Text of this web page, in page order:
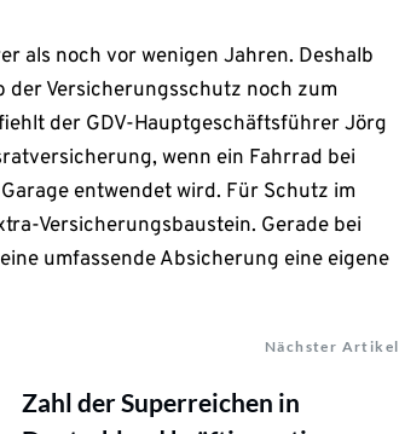
als noch vor wenigen Jahren. Deshalb
der Versicherungsschutz noch zum
der GDV-Hauptgeschäftsführer Jörg
wenn ein Fahrrad bei
entwendet wird. Für Schutz im
Versicherungsbaustein. Gerade bei
umfassende Absicherung eine eigene
Nächster Artikel
Zahl der Superreichen in